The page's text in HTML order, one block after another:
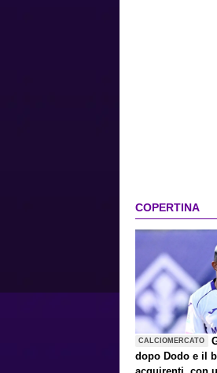
COPERTINA
CALCIOMERCATO
dopo Dodo e il